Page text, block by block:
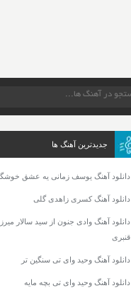
جدیدترین آهنگ ها
دانلود آهنگ یوسف زمانی یه عشق
دانلود آهنگ کسری زاهدی گلی
دانلود آهنگ وادی جنون از سید سالار
قنبری
دانلود آهنگ وحید وای تی سنگین تر
دانلود آهنگ وحید وای تی بچه مایه